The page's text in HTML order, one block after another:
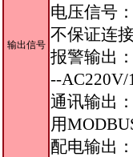
输出信号
电压信号
不保证连
报警输出
--
通讯输出
用
配电输出